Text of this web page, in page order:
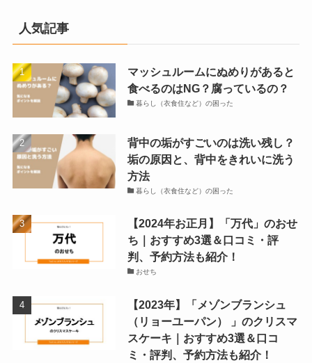
人気記事
マッシュルームにぬめりがあると
食べるのはNG？腐っているの？
暮らし（衣食住など）の困った
背中の垢がすごいのは洗い残し？
垢の原因と、背中をきれいに洗う
方法
暮らし（衣食住など）の困った
【2024年お正月】「万代」のおせ
ち｜おすすめ3選＆口コミ・評
判、予約方法も紹介！
おせち
【2023年】「メゾンブランシュ
（リョーユーパン） 」のクリスマ
スケーキ｜おすすめ3選＆口コ
ミ・評判、予約方法も紹介！